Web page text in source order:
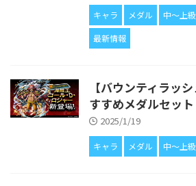
キャラ メダル 中〜上
最新情報
【バウンティラッ
すすめメダルセット
2025/1/19
キャラ メダル 中〜上